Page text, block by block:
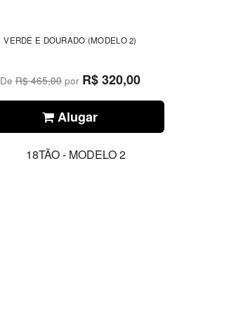
VERDE E DOURADO (MODELO 2)
De R$ 465,00por R$ 320,00
Alugar